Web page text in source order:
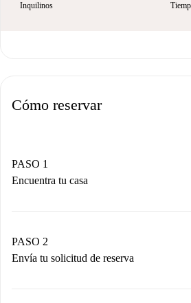
Inquilinos
Cómo reservar
PASO 1
Encuentra tu casa
Tienes toda la información
PASO 2
Envía tu solicitud de reserva